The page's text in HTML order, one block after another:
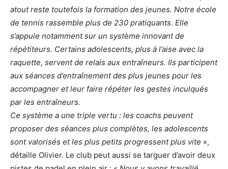
atout reste toutefois la formation des jeunes. Notre école
de tennis rassemble plus de 230 pratiquants. Elle
s’appuie notamment sur un système innovant de
répétiteurs. Certains adolescents, plus à l’aise avec la
raquette, servent de relais aux entraîneurs. Ils participent
aux séances d’entraînement des plus jeunes pour les
accompagner et leur faire répéter les gestes inculqués
par les entraîneurs.
Ce système a une triple vertu : les coachs peuvent
proposer des séances plus complètes, les adolescents
sont valorisés et les plus petits progressent plus vite »,
détaille Olivier. Le club peut aussi se targuer d’avoir deux